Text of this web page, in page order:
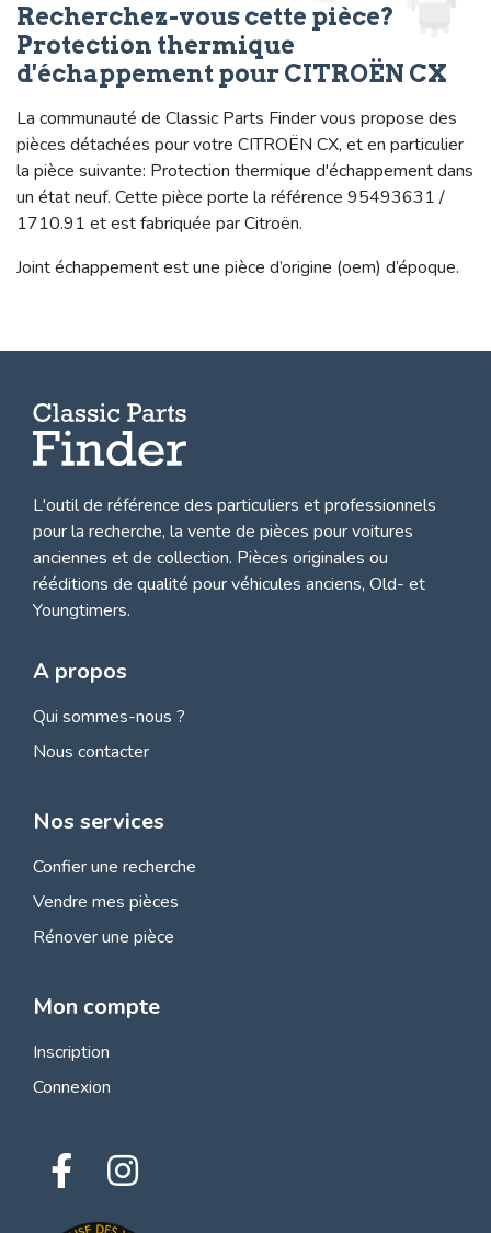
Recherchez-vous cette pièce?
Protection thermique
d'échappement pour CITROËN CX
La communauté de Classic Parts Finder vous propose des
pièces détachées pour votre CITROËN CX, et en particulier
la pièce suivante: Protection thermique d'échappement dans
un état neuf. Cette pièce porte la référence 95493631 /
1710.91 et est fabriquée par Citroën.
Joint échappement est une pièce d’origine (oem) d’époque.
L'outil de référence des particuliers et professionnels
pour la recherche, la vente de pièces pour voitures
anciennes et de collection. Pièces originales ou
rééditions de qualité pour véhicules anciens, Old- et
Youngtimers.
A propos
Qui sommes-nous ?
Nous contacter
Nos services
Confier une recherche
Vendre mes pièces
Rénover une pièce
Mon compte
Inscription
Connexion